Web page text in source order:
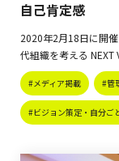
自己肯定感
2020年2月18日に開
代組織を考える NEXT
#メディア掲載 #管
#ビジョン策定・自分ご